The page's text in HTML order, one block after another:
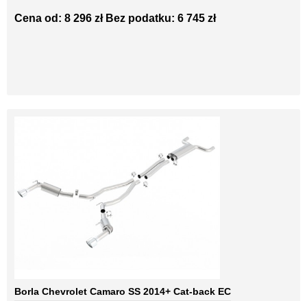
Cena od: 8 296 zł Bez podatku: 6 745 zł
Borla Chevrolet Camaro SS 2014+ Cat-back EC